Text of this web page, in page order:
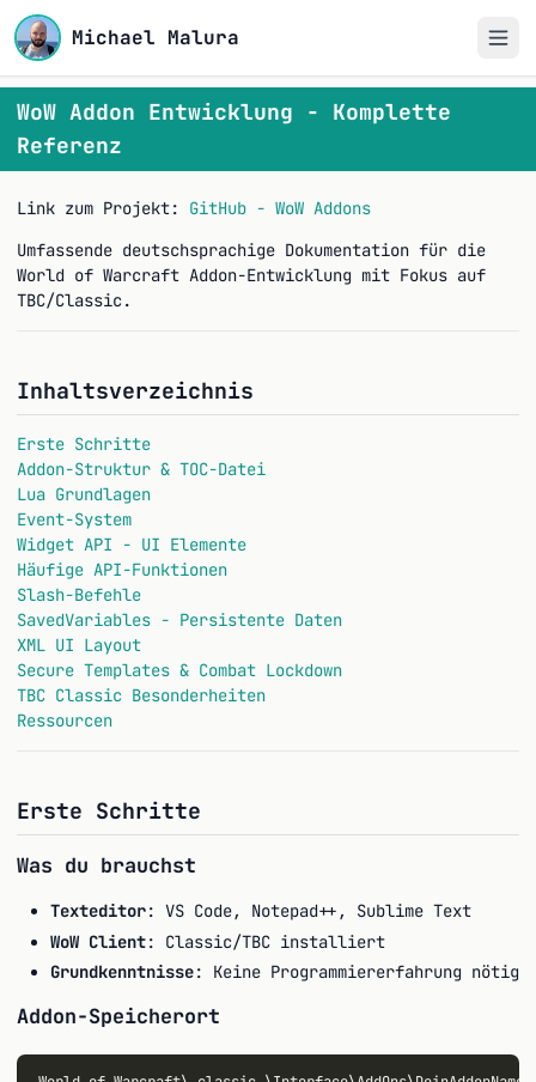
Michael Malura
WoW Addon Entwicklung - Komplette
Referenz
Link zum Projekt: GitHub - WoW Addons
Umfassende deutschsprachige Dokumentation für die
World of Warcraft Addon-Entwicklung mit Fokus auf
TBC/Classic.
Inhaltsverzeichnis
Erste Schritte
Addon-Struktur & TOC-Datei
Lua Grundlagen
Event-System
Widget API - UI Elemente
Häufige API-Funktionen
Slash-Befehle
SavedVariables - Persistente Daten
XML UI Layout
Secure Templates & Combat Lockdown
TBC Classic Besonderheiten
Ressourcen
Erste Schritte
Was du brauchst
Texteditor: VS Code, Notepad++, Sublime Text
WoW Client: Classic/TBC installiert
Grundkenntnisse: Keine Programmiererfahrung nötig
Addon-Speicherort